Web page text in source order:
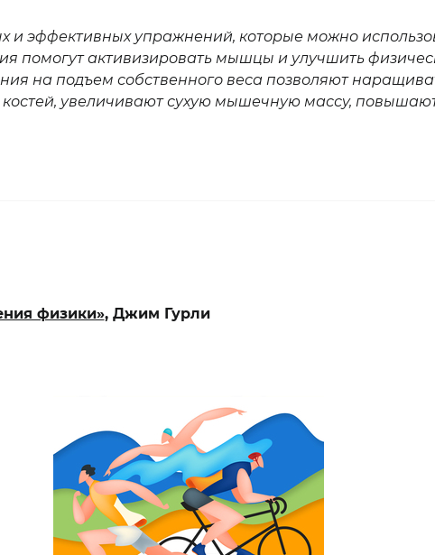
и эффективных упражнений, которые можно
помогут активизировать мышцы и улучшить
на подъем собственного веса позволяют
увеличивают сухую мышечную массу,
физики», Джим Гурли